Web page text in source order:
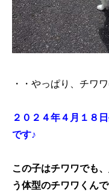
・・やっぱり、チワ
２０２４年４月１８
です♪
この子はチワワでも
う体型のチワワくん